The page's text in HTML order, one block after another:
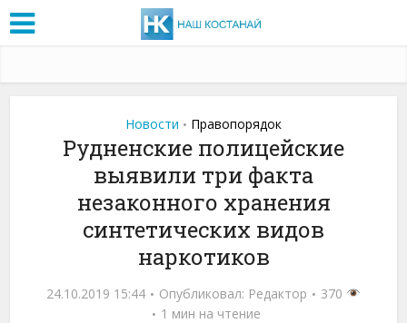
Новости • Правопорядок
Рудненские полицейские
выявили три факта
незаконного хранения
синтетических видов
наркотиков
24.10.2019 15:44 Опубликовал: Редактор
370
1 мин на чтение